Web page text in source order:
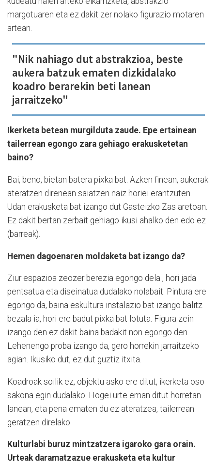
margotuaren eta ez dakit zer nolako figurazio motaren
artean.
"Nik nahiago dut abstrakzioa, beste
aukera batzuk ematen dizkidalako
koadro berarekin beti lanean
jarraitzeko"
Ikerketa betean murgilduta zaude. Epe ertainean
tailerrean egongo zara gehiago erakusketetan
baino?
Bai, beno, bietan batera pixka bat. Azken finean, aukerak
ateratzen direnean saiatzen naiz horiei erantzuten.
Udan erakusketa bat izango dut Gasteizko Zas aretoan.
Ez dakit bertan zerbait gehiago ikusi ahalko den edo ez
(barreak).
Hemen dagoenaren moldaketa bat izango da?
Ziur espazioa zeozer berezia egongo dela , hori jada
pentsatua eta diseinatua dudalako nolabait. Pintura ere
egongo da, baina eskultura instalazio bat izango balitz
bezala ia, hori ere badut pixka bat lotuta. Figura zein
izango den ez dakit baina badakit non egongo den.
Lehenengo proba izango da, gero horrekin jarraitzeko
agian. Ikusiko dut, ez dut guztiz itxita.
Koadroak soilik ez, objektu asko ere ditut, ikerketa oso
sakona egin dudalako. Hogei urte eman ditut horretan
lanean, eta pena ematen du ez ateratzea, tailerrean
geratzen direlako.
Kulturlabi buruz mintzatzera igaroko gara orain.
Urteak daramatzazue erakusketa eta kultur